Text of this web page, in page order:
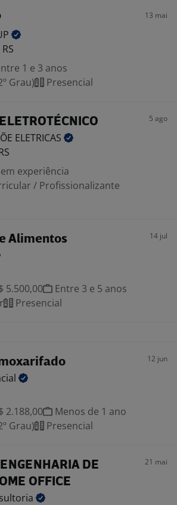
13 mai
1 e 3 anos
Grau)
Presencial
5 ago
ELETRICAS
experiência
/ Profissionalizante
Alimentos 14 jul
5.500,00
Entre 3 e 5 anos
Presencial
12 jun
2.188,00
Menos de 1 ano
Grau)
Presencial
DE
OFFICE
21 mai